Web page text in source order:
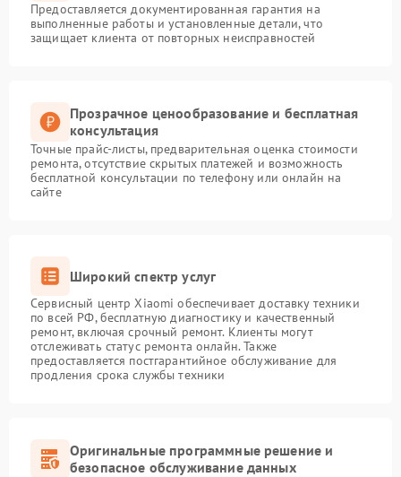
Предоставляется документированная гарантия на
выполненные работы и установленные детали, что
защищает клиента от повторных неисправностей
Прозрачное ценообразование и бесплатная
консультация
Точные прайс-листы, предварительная оценка стоимости
ремонта, отсутствие скрытых платежей и возможность
бесплатной консультации по телефону или онлайн на
сайте
Широкий спектр услуг
Сервисный центр Xiaomi обеспечивает доставку техники
по всей РФ, бесплатную диагностику и качественный
ремонт, включая срочный ремонт. Клиенты могут
отслеживать статус ремонта онлайн. Также
предоставляется постгарантийное обслуживание для
продления срока службы техники
Оригинальные программные решение и
безопасное обслуживание данных